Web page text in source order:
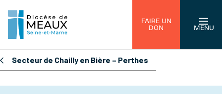
FAIRE UN
DON
MENU
Secteur de Chailly en Bière – Perthes